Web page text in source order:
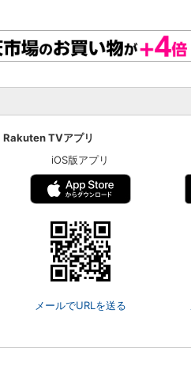
Rakuten TVアプリ
iOS版アプリ
メールでURLを送る